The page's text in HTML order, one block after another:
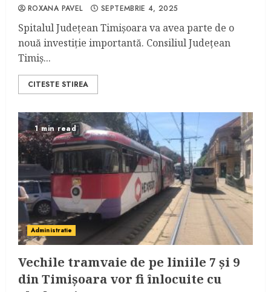
ROXANA PAVEL SEPTEMBRIE 4, 2025
Spitalul Județean Timișoara va avea parte de o
nouă investiție importantă. Consiliul Județean
Timiș...
CITESTE STIREA
1 min read
Administratie
Vechile tramvaie de pe liniile 7 și 9
din Timișoara vor fi înlocuite cu